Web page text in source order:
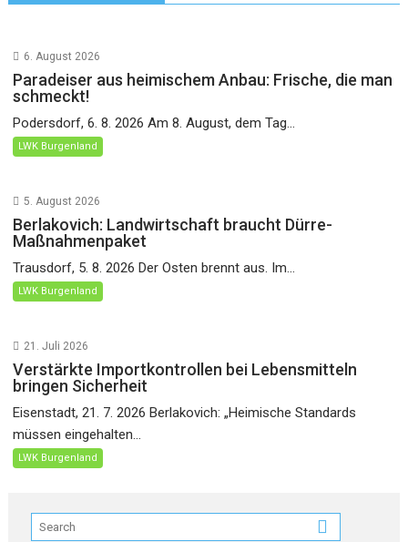
6. August 2026
Paradeiser aus heimischem Anbau: Frische, die man
schmeckt!
Podersdorf, 6. 8. 2026 Am 8. August, dem Tag...
LWK Burgenland
5. August 2026
Berlakovich: Landwirtschaft braucht Dürre-
Maßnahmenpaket
Trausdorf, 5. 8. 2026 Der Osten brennt aus. Im...
LWK Burgenland
21. Juli 2026
Verstärkte Importkontrollen bei Lebensmitteln
bringen Sicherheit
Eisenstadt, 21. 7. 2026 Berlakovich: „Heimische Standards
müssen eingehalten...
LWK Burgenland